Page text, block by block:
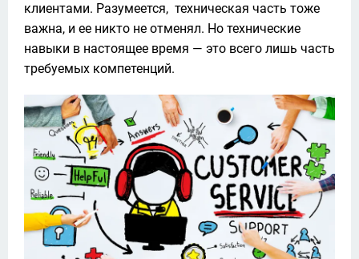
клиентами. Разумеется,  техническая часть тоже
важна, и ее никто не отменял. Но технические
навыки в настоящее время — это всего лишь часть
требуемых компетенций.